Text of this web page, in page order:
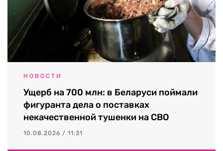
НОВОСТИ
Ущерб на 700 млн: в Беларуси поймали
фигуранта дела о поставках
некачественной тушенки на СВО
10.08.2026 / 11:31